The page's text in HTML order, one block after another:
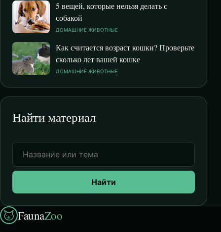
5 вещей, которые нельзя делать с
собакой
ДОМАШНИЕ ЖИВОТНЫЕ
Как считается возраст кошки? Проверьте
сколько лет вашей кошке
ДОМАШНИЕ ЖИВОТНЫЕ
Найти материал
Найти
FaunaZoo